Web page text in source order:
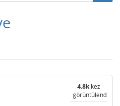
4.8kkez
görüntülendi